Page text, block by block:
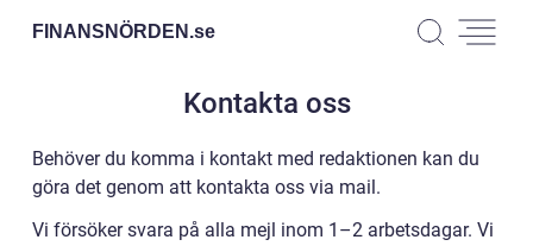
FINANSNÖRDEN.se
Kontakta oss
Behöver du komma i kontakt med redaktionen kan du
göra det genom att kontakta oss via mail.
Vi försöker svara på alla mejl inom 1–2 arbetsdagar. Vi